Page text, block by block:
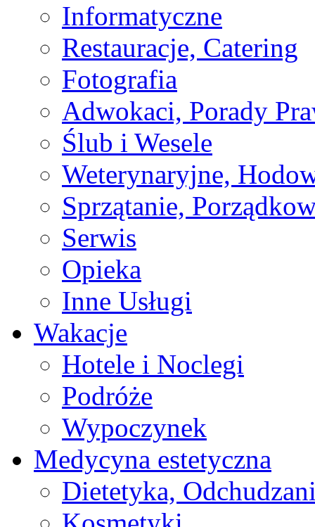
Informatyczne
Restauracje, Catering
Fotografia
Adwokaci, Porady
Ślub i Wesele
Weterynaryjne,
Sprzątanie,
Serwis
Opieka
Inne Usługi
Wakacje
Hotele i Noclegi
Podróże
Wypoczynek
Medycyna estetyczna
Dietetyka,